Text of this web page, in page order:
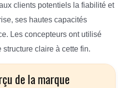
clients potentiels la fiabilité et
ses hautes capacités
Les concepteurs ont utilisé
claire à cette fin.
de la marque